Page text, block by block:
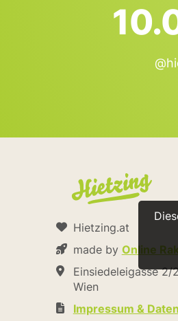
Hietzing.at
made by Online
Einsiedeleigasse 2/
Wien
Impressum &